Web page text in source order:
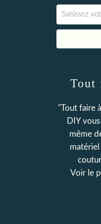
Tout
"Tout faire
DIY
même
Voir le